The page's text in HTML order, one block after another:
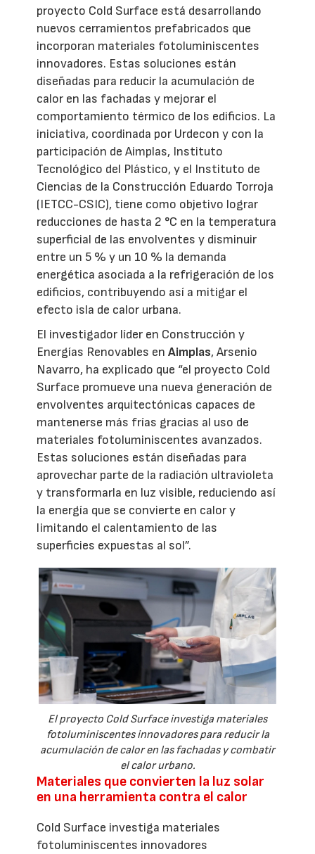
proyecto Cold Surface está desarrollando
nuevos cerramientos prefabricados que
incorporan materiales fotoluminiscentes
innovadores. Estas soluciones están
diseñadas para reducir la acumulación de
calor en las fachadas y mejorar el
comportamiento térmico de los edificios. La
iniciativa, coordinada por Urdecon y con la
participación de Aimplas, Instituto
Tecnológico del Plástico, y el Instituto de
Ciencias de la Construcción Eduardo Torroja
(IETCC-CSIC), tiene como objetivo lograr
reducciones de hasta 2 °C en la temperatura
superficial de las envolventes y disminuir
entre un 5 % y un 10 % la demanda
energética asociada a la refrigeración de los
edificios, contribuyendo así a mitigar el
efecto isla de calor urbana.
El investigador líder en Construcción y
Energías Renovables enAimplas, Arsenio
Navarro, ha explicado que “el proyecto Cold
Surface promueve una nueva generación de
envolventes arquitectónicas capaces de
mantenerse más frías gracias al uso de
materiales fotoluminiscentes avanzados.
Estas soluciones están diseñadas para
aprovechar parte de la radiación ultravioleta
y transformarla en luz visible, reduciendo así
la energía que se convierte en calor y
limitando el calentamiento de las
superficies expuestas al sol”.
El proyecto Cold Surface investiga materiales
fotoluminiscentes innovadores para reducir la
acumulación de calor en las fachadas y combatir
el calor urbano.
Materiales que convierten la luz solar
en una herramienta contra el calor
Cold Surface investiga materiales
fotoluminiscentes innovadores